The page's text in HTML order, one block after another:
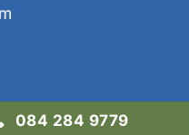
084 284 9779